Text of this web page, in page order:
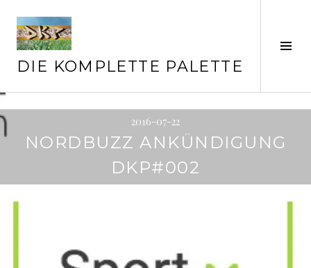
zum
Inhalt
DIE KOMPLETTE PALETTE
2016-07-22
NORDBUZZ ANKÜNDIGUNG
DKP#002